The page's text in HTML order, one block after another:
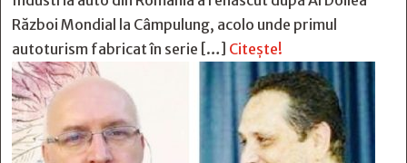
Război Mondial la Câmpulung, acolo unde primul
autoturism fabricat în serie […] Citește!